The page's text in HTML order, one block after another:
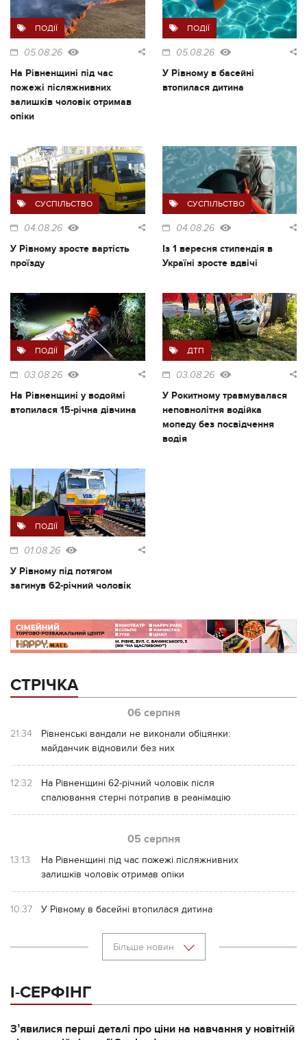
ПОДІЇ
05.08.26
На Рівненщині під час
пожежі післяжнивних
залишків чоловік отримав
опіки
ПОДІЇ
05.08.26
У Рівному в басейні
втопилася дитина
СУСПІЛЬСТВО
04.08.26
У Рівному зросте вартість
проїзду
СУСПІЛЬСТВО
04.08.26
Із 1 вересня стипендія в
Україні зросте вдвічі
ПОДІЇ
03.08.26
На Рівненщині у водоймі
втопилася 15-річна дівчина
ДТП
03.08.26
У Рокитному травмувалася
неповнолітня водійка
мопеду без посвідчення
водія
ПОДІЇ
01.08.26
У Рівному під потягом
загинув 62-річний чоловік
СТРІЧКА
06 серпня
21:34
Рівненські вандали не виконали обіцянки:
майданчик відновили без них
12:32
На Рівненщині 62-річний чоловік після
спалювання стерні потрапив в реанімацію
05 серпня
13:13
На Рівненщині під час пожежі післяжнивних
залишків чоловік отримав опіки
10:37 У Рівному в басейні втопилася дитина
Більше новин
І-СЕРФІНГ
Зʼявилися перші деталі про ціни на навчання у новітній